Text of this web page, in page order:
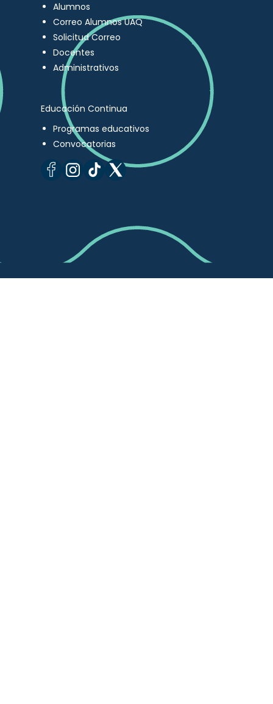
Alumnos
Correo Alumnos UAQ
Solicitud Correo
Docentes
Administrativos
Educación Continua
Programas educativos
Convocatorias